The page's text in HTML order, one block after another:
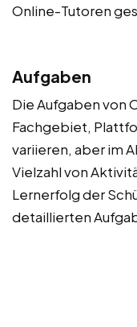
Online-Tutoren
Aufgaben
Die Aufgaben von
Fachgebiet,
variieren, aber im
Vielzahl von
Lernerfolg der
detaillierten